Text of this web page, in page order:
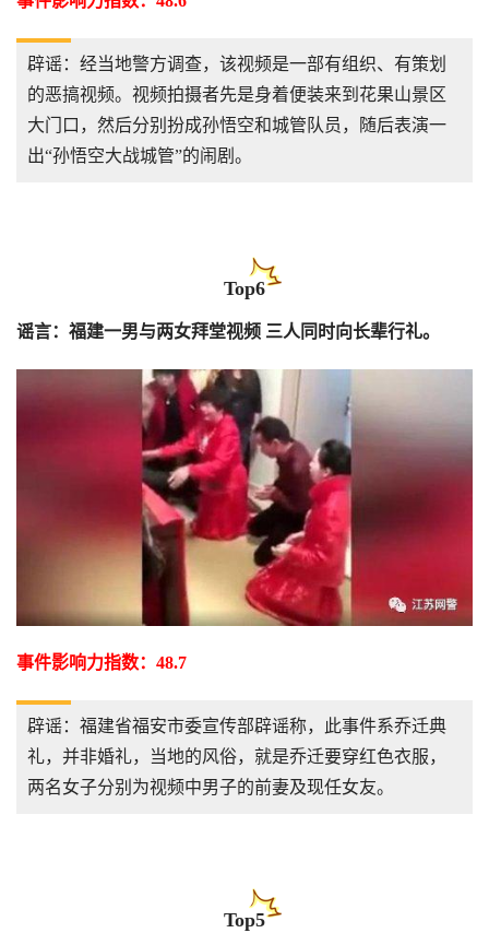
辟谣：经当地警方调查，该视频是一部有组织、有策划
的恶搞视频。视频拍摄者先是身着便装来到花果山景区
大门口，然后分别扮成孙悟空和城管队员，随后表演一
出“孙悟空大战城管”的闹剧。
Top6
谣言：福建一男与两女拜堂视频 三人同时向长辈行礼。
事件影响力指数：48.7
辟谣：福建省福安市委宣传部辟谣称，此事件系乔迁典
礼，并非婚礼，当地的风俗，就是乔迁要穿红色衣服，
两名女子分别为视频中男子的前妻及现任女友。
Top5